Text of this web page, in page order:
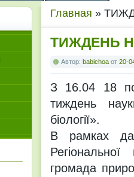
Главная »
ТИЖДЕНЬ
Автор: babichoa от 20-
З 16.04 18 по
тиждень
біології».
В рамках
громада